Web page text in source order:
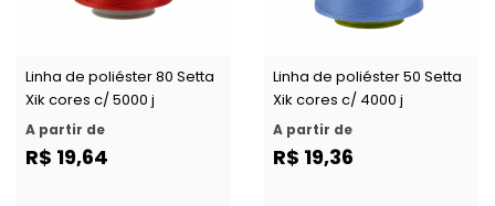
Linha de poliéster 80 Setta
Xik cores c/ 5000 j
A partir de
R$ 19,64
Linha de poliéster 50 Setta
Xik cores c/ 4000 j
A partir de
R$ 19,36